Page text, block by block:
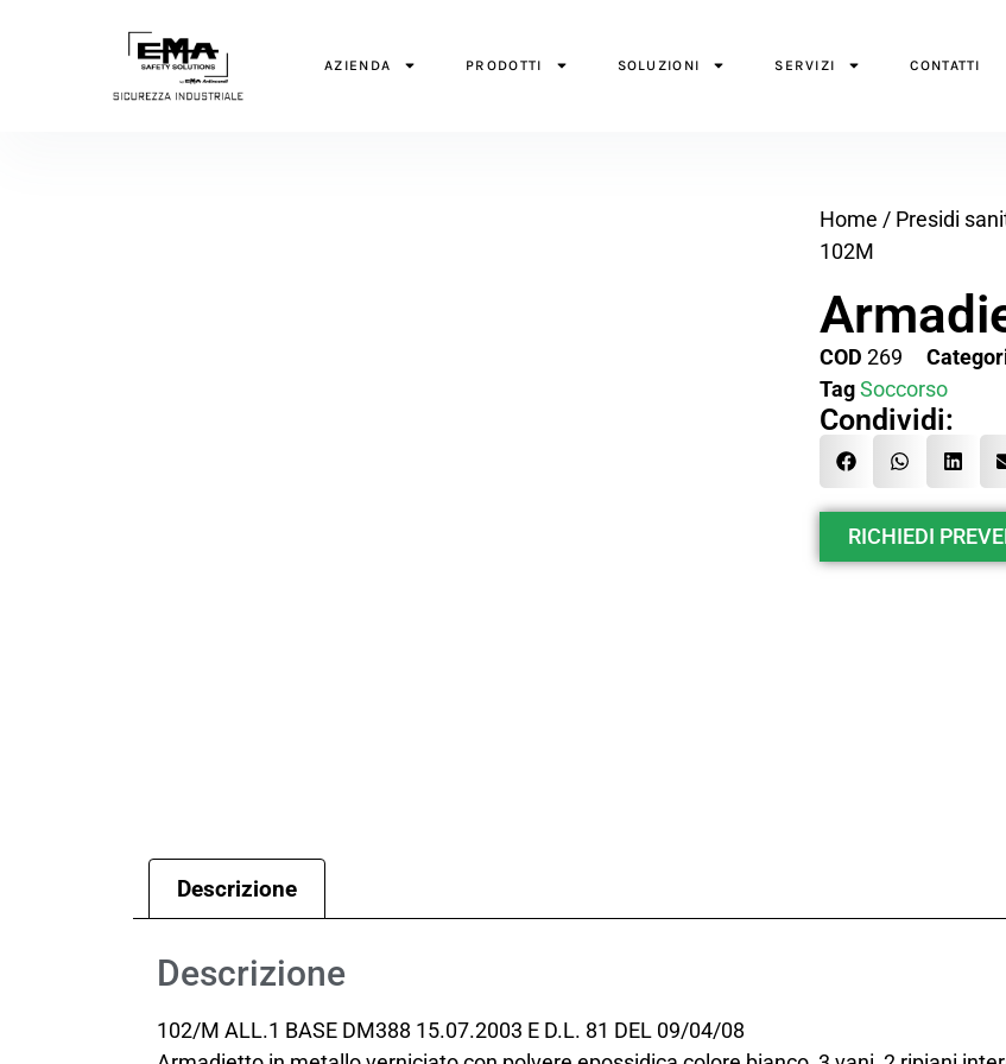
AZIENDA PRODOTTI SOLUZIONI SERVIZI CONTATTI
Home / Presidi
102M
COD 269
Tag Soccorso
Condividi:
RICHIEDI
Descrizione
Descrizione
102/M ALL.1 BASE DM388 15.07.2003 E D.L. 81 DEL 09/04/08